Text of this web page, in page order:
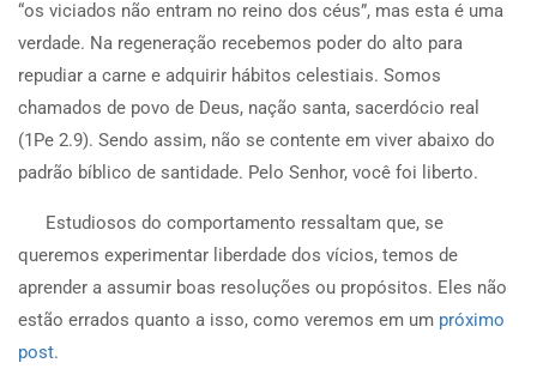
“os viciados não entram no reino dos céus”, mas esta é uma
verdade. Na regeneração recebemos poder do alto para
repudiar a carne e adquirir hábitos celestiais. Somos
chamados de povo de Deus, nação santa, sacerdócio real
(1Pe 2.9). Sendo assim, não se contente em viver abaixo do
padrão bíblico de santidade. Pelo Senhor, você foi liberto.
Estudiosos do comportamento ressaltam que, se
queremos experimentar liberdade dos vícios, temos de
aprender a assumir boas resoluções ou propósitos. Eles não
estão errados quanto a isso, como veremos em um próximo
post.